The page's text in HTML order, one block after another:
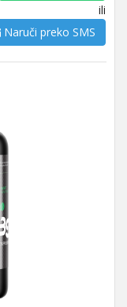
ili
Naruči preko SMS